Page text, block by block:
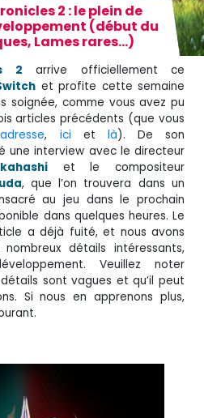
2 : le plein de
(début du
Lames rares…)
2 arrive officiellement ce
et profite cette semaine
soignée, comme vous avez pu
articles précédents (que vous
, ici et là). De son
une interview avec le directeur
et le compositeur
, que l’on trouvera dans un
au jeu dans le prochain
dans quelques heures. Le
a déjà fuité, et nous avons
détails intéressants,
Veuillez noter
sont vagues et qu’il peut
Si nous en apprenons plus,